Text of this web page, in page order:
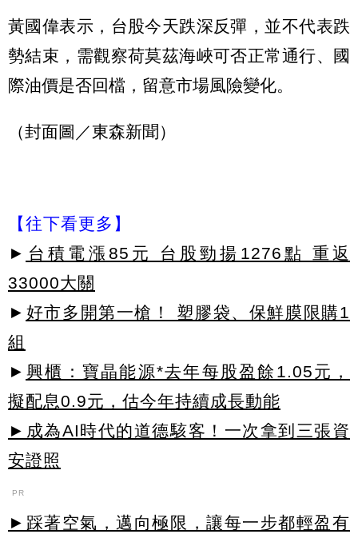
黃國偉表示，台股今天跌深反彈，並不代表跌
勢結束，需觀察荷莫茲海峽可否正常通行、國
際油價是否回檔，留意市場風險變化。
（封面圖／東森新聞）
【往下看更多】
► 台積電漲85元 台股勁揚1276點 重返
33000大關
► 好市多開第一槍！ 塑膠袋、保鮮膜限購1
組
► 興櫃：寶晶能源*去年每股盈餘1.05元，
擬配息0.9元，估今年持續成長動能
►成為AI時代的道德駭客！一次拿到三張資
安證照
PR
►踩著空氣，邁向極限，讓每一步都輕盈有